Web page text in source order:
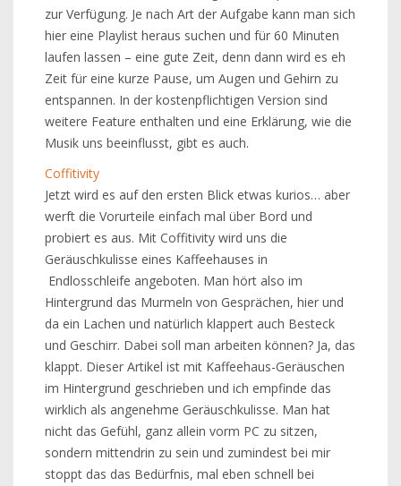
zur Verfügung. Je nach Art der Aufgabe kann man sich
hier eine Playlist heraus suchen und für 60 Minuten
laufen lassen – eine gute Zeit, denn dann wird es eh
Zeit für eine kurze Pause, um Augen und Gehirn zu
entspannen. In der kostenpflichtigen Version sind
weitere Feature enthalten und eine Erklärung, wie die
Musik uns beeinflusst, gibt es auch.
Coffitivity
Jetzt wird es auf den ersten Blick etwas kurios… aber
werft die Vorurteile einfach mal über Bord und
probiert es aus. Mit Coffitivity wird uns die
Geräuschkulisse eines Kaffeehauses in
Endlosschleife angeboten. Man hört also im
Hintergrund das Murmeln von Gesprächen, hier und
da ein Lachen und natürlich klappert auch Besteck
und Geschirr. Dabei soll man arbeiten können? Ja, das
klappt. Dieser Artikel ist mit Kaffeehaus-Geräuschen
im Hintergrund geschrieben und ich empfinde das
wirklich als angenehme Geräuschkulisse. Man hat
nicht das Gefühl, ganz allein vorm PC zu sitzen,
sondern mittendrin zu sein und zumindest bei mir
stoppt das das Bedürfnis, mal eben schnell bei